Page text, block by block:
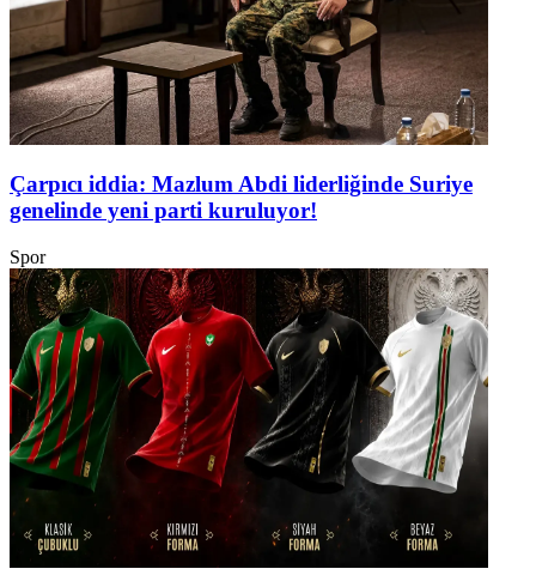
Çarpıcı iddia: Mazlum Abdi liderliğinde Suriye
genelinde yeni parti kuruluyor!
Spor